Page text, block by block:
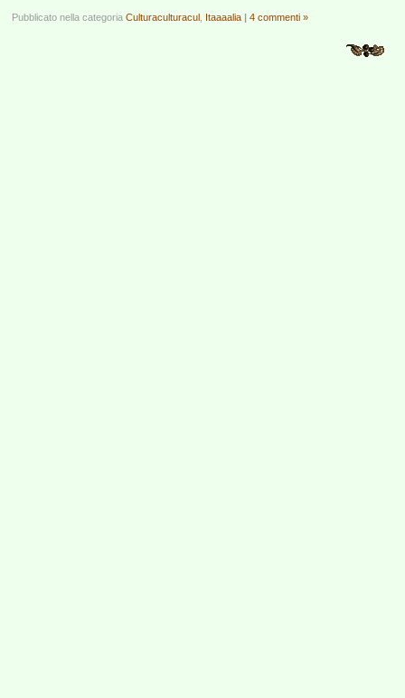
Pubblicato nella categoria Culturaculturacul Itaaaalia | 4 commenti »